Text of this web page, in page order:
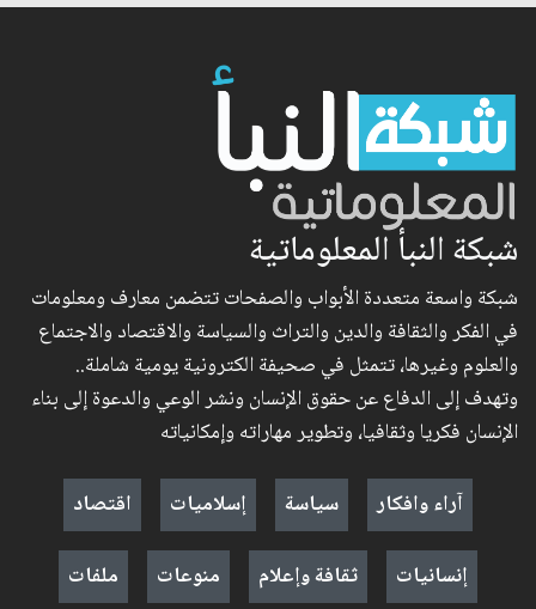
شبكة النبأ المعلوماتية
شبكة واسعة متعددة الأبواب والصفحات تتضمن معارف ومعلومات
في الفكر والثقافة والدين والتراث والسياسة والاقتصاد والاجتماع
والعلوم وغيرها، تتمثل في صحيفة الكترونية يومية شاملة..
وتهدف إلى الدفاع عن حقوق الإنسان ونشر الوعي والدعوة إلى بناء
الإنسان فكريا وثقافيا، وتطوير مهاراته وإمكانياته
آراء وافكار
سياسة إسلاميات
اقتصاد
إنسانيات
ثقافة وإعلام منوعات ملفات